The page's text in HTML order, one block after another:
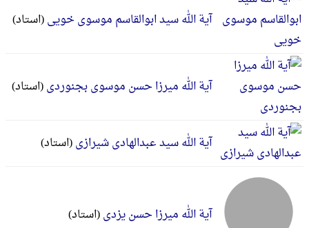
آیة الله سید ابوالقاسم موسوی خویی(استاد)
آیة الله میرزا حسن موسوی بجنوردی(استاد)
آیة الله سید عبدالهادی شیرازی(استاد)
آیة الله میرزا حسن یزدی(استاد)